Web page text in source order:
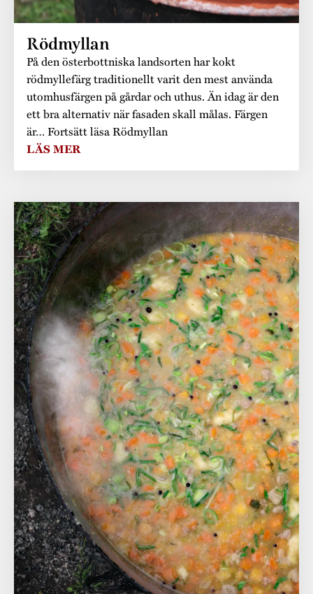
Tillgänglighet
Trygghet
Hållbar utveckling
Kontakta oss
Kalas på Stundars
Jarl Hemmer
Rödmyllan
Museipedagogik
Hantverk
Stundarsvänner
Marknader
Årsberättelser
Årets Gunnar
Rödmyllan
På den österbottniska landsorten har kokt
rödmyllefärg traditionellt varit den mest använda
utomhusfärgen på gårdar och uthus. Än idag är den
ett bra alternativ när fasaden skall målas. Färgen
är… Fortsätt läsa Rödmyllan
LÄS MER